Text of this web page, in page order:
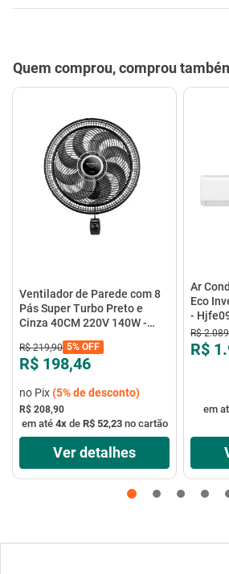
Quem comprou, comprou
Ventilador de Parede com 8
Pás Super Turbo Preto e
Cinza 40CM 220V 140W -
R$ 219,90 5% OFF
R$ 198,46
no Pix(5%de desconto)
R$ 208,90
em até 4xde R$ 52,23no cartão
Ver detalhes
Ar
Eco
-
Elgin
R$ 2.089
R$
em